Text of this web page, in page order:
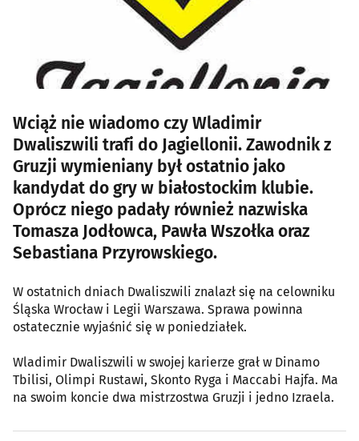
Wciąż nie wiadomo czy Wladimir
Dwaliszwili trafi do Jagiellonii. Zawodnik z
Gruzji wymieniany był ostatnio jako
kandydat do gry w białostockim klubie.
Oprócz niego padały również nazwiska
Tomasza Jodłowca, Pawła Wszołka oraz
Sebastiana Przyrowskiego.
W ostatnich dniach Dwaliszwili znalazł się na celowniku
Śląska Wrocław i Legii Warszawa. Sprawa powinna
ostatecznie wyjaśnić się w poniedziałek.
Wladimir Dwaliszwili w swojej karierze grał w Dinamo
Tbilisi, Olimpi Rustawi, Skonto Ryga i Maccabi Hajfa. Ma
na swoim koncie dwa mistrzostwa Gruzji i jedno Izraela.